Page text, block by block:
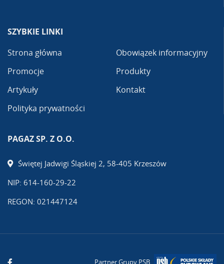
SZYBKIE LINKI
Strona główna
Promocje
Artykuły
Polityka prywatności
Obowiązek informacyjny
Produkty
Kontakt
PAGAZ SP. Z O.O.
Świętej Jadwigi Śląskiej 2, 58-405 Krzeszów
NIP: 614-160-29-22
REGON: 021447124
Partner Grupy PSB